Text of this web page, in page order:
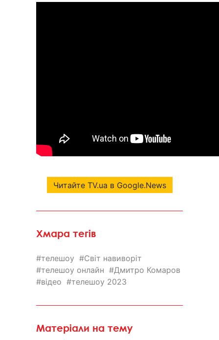
Читайте TV.ua в Google.News
Хмара тегів
телешоу
Світ навиворіт
телешоу онлайн
Дмитро Комаров
відео
телешоу 2023
Матеріали на тему